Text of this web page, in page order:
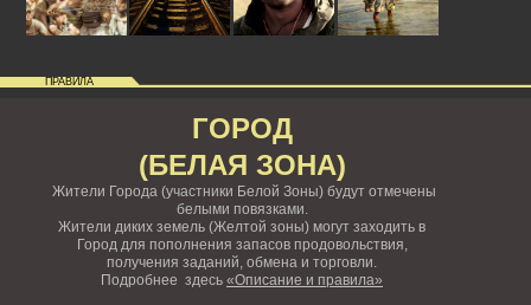
ПРАВИЛА
ГОРОД
(БЕЛАЯ ЗОНА)
Жители Города (участники Белой Зоны) будут отмечены
белыми повязками.
Жители диких земель (Желтой зоны) могут заходить в
Город для пополнения запасов продовольствия,
получения заданий, обмена и торговли.
Подробнее здесь «Описание и правила»